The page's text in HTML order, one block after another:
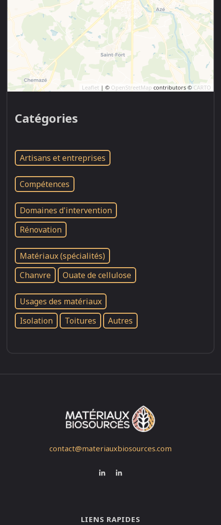
Leaflet | © OpenStreetMap contributors © CARTO
Catégories
Artisans et entreprises
Compétences
Domaines d'intervention
Rénovation
Matériaux (spécialités)
Chanvre
Ouate de cellulose
Usages des matériaux
Isolation
Toitures Autres
contact@materiauxbiosources.com
LIENS RAPIDES